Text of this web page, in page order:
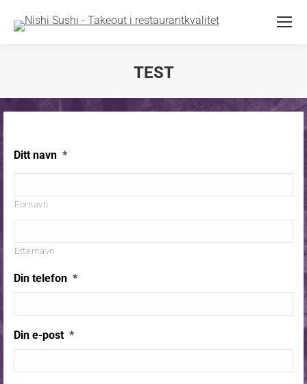
TEST
Ditt navn *
Fornavn
Etternavn
Din telefon *
Din e-post *